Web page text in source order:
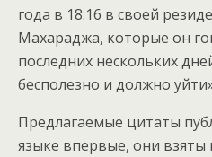
года в 18:16 в своей
Махараджа, которые он
последних нескольких
бесполезно и должно
Предлагаемые цитаты
языке впервые, они взяты